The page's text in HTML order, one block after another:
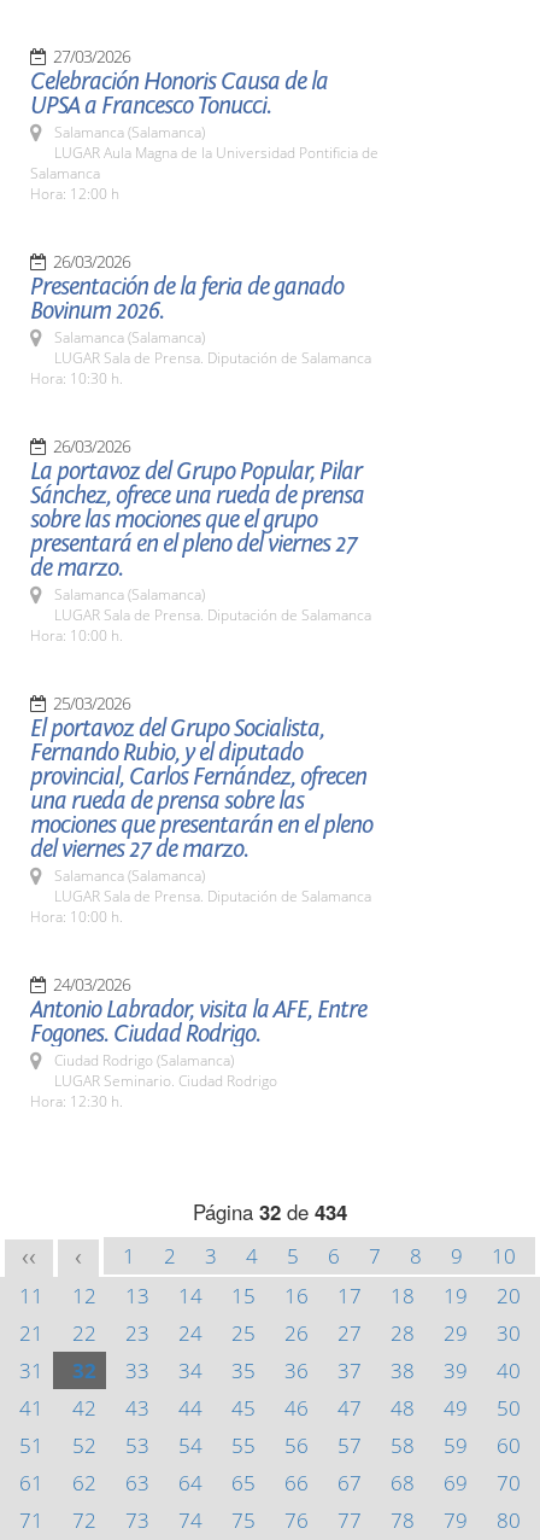
27/03/2026
Celebración Honoris Causa de la
UPSA a Francesco Tonucci.
Salamanca (Salamanca)
LUGAR Aula Magna de la Universidad Pontificia de
Salamanca
Hora: 12:00 h
26/03/2026
Presentación de la feria de ganado
Bovinum 2026.
Salamanca (Salamanca)
LUGAR Sala de Prensa. Diputación de Salamanca
Hora: 10:30 h.
26/03/2026
La portavoz del Grupo Popular, Pilar
Sánchez, ofrece una rueda de prensa
sobre las mociones que el grupo
presentará en el pleno del viernes 27
de marzo.
Salamanca (Salamanca)
LUGAR Sala de Prensa. Diputación de Salamanca
Hora: 10:00 h.
25/03/2026
El portavoz del Grupo Socialista,
Fernando Rubio, y el diputado
provincial, Carlos Fernández, ofrecen
una rueda de prensa sobre las
mociones que presentarán en el pleno
del viernes 27 de marzo.
Salamanca (Salamanca)
LUGAR Sala de Prensa. Diputación de Salamanca
Hora: 10:00 h.
24/03/2026
Antonio Labrador, visita la AFE, Entre
Fogones. Ciudad Rodrigo.
Ciudad Rodrigo (Salamanca)
LUGAR Seminario. Ciudad Rodrigo
Hora: 12:30 h.
Página 32 de 434
<< < 1 2 3 4 5 6 7 8 9
10
11
12 13 14 15 16 17 18 19
20
21
22 23 24 25 26 27 28 29
30
31
32 33 34 35 36 37 38 39
40
41
42 43 44 45 46 47 48 49
50
51
52 53 54 55 56 57 58 59
60
61
62 63 64 65 66 67 68 69
70
71
72 73 74 75 76 77 78 79
80